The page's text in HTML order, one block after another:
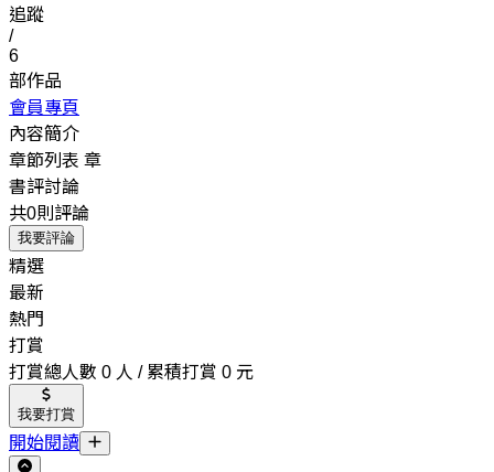
追蹤
/
6
部作品
會員專頁
內容簡介
章節列表 章
書評討論
共0則評論
我要評論
精選
最新
熱門
打賞
打賞總人數 0 人 / 累積打賞 0 元
我要打賞
開始閱讀